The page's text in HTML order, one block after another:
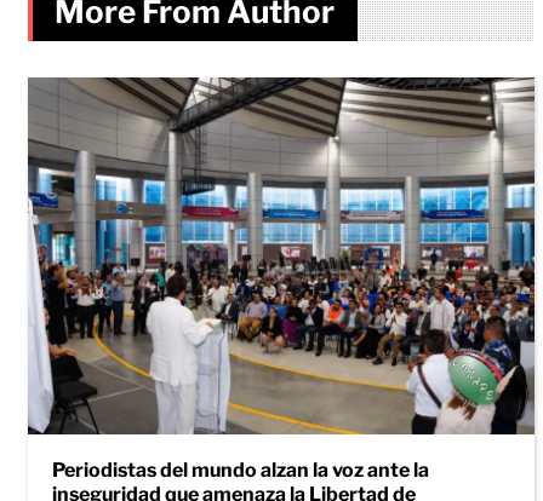
More From Author
Periodistas del mundo alzan la voz ante la
inseguridad que amenaza la Libertad de